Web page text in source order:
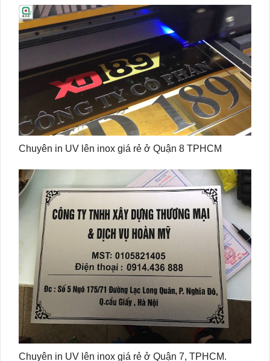
Chuyên in UV lên inox giá rẻ ở Quận 8 TPHCM
Chuyên in UV lên inox giá rẻ ở Quận 7, TPHCM.